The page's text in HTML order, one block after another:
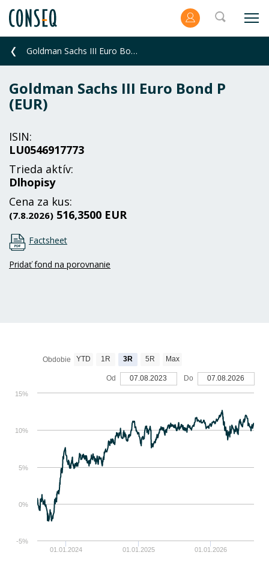
Goldman Sachs III Euro Bond P (EUR)
Goldman Sachs III Euro Bond P
(EUR)
ISIN:
LU0546917773
Trieda aktív:
Dlhopisy
Cena za kus:
(7.8.2026) 516,3500 EUR
Factsheet
Pridať fond na porovnanie
01.01.2024 01.01.2025 01.01.2026
-5%
0%
5%
10%
15%
Obdobie YTD 1R 3R 5R Max
Od 07.08.2023 Do 07.08.2026